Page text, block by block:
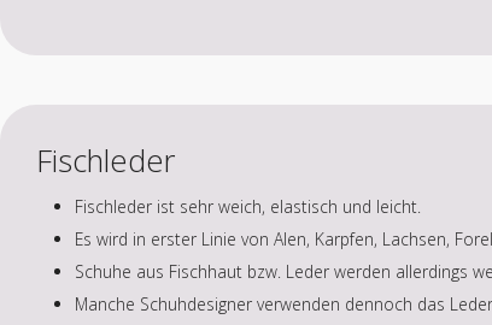
Fischleder
Fischleder ist sehr weich, elastisch und leicht.
Es wird in erster Linie von Alen, Karpfen, Lachsen,
Schuhe aus Fischhaut bzw. Leder werden allerdings
Manche Schuhdesigner verwenden dennoch das